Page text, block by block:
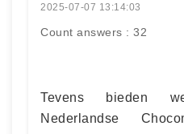
2025-07-07 13:14:03
Count answers : 32
Tevens bieden
Nederlandse